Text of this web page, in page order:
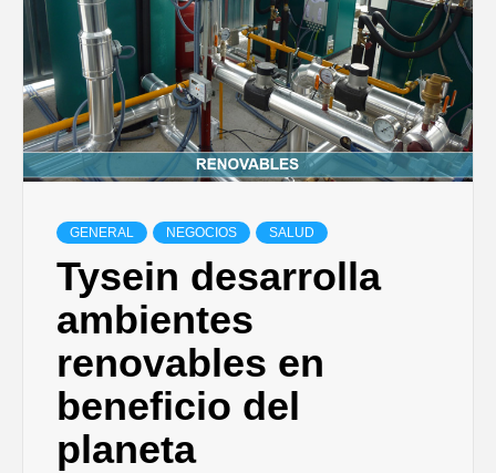
GENERAL NEGOCIOS SALUD
Tysein desarrolla
ambientes
renovables en
beneficio del
planeta